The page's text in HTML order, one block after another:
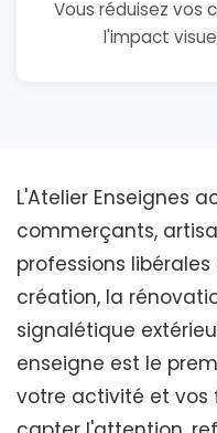
Vous réduisez vos
l'impact
L'Atelier Enseignes
commerçants,
professions
création, la
signalétique
enseigne est le
votre activité et vos